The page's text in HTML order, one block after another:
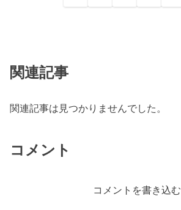
関連記事
関連記事は見つかりませんでした。
コメント
コメントを書き込む